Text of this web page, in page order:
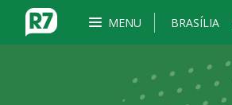
MENU BRASÍLIA